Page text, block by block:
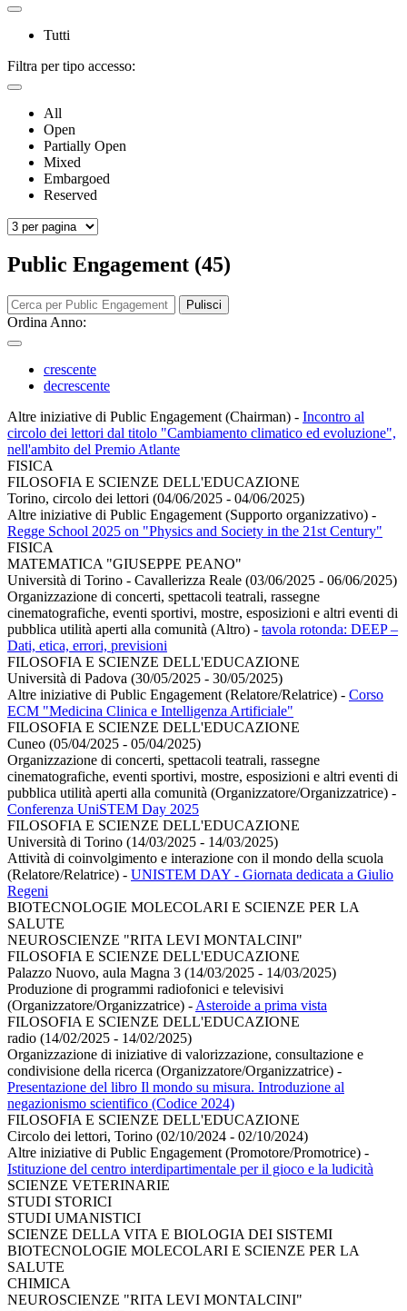
Tutti
Filtra per tipo accesso:
All
Open
Partially Open
Mixed
Embargoed
Reserved
Public Engagement (45)
Pulisci
Ordina Anno:
crescente
decrescente
Altre iniziative di Public Engagement (Chairman) - Incontro al
circolo dei lettori dal titolo "Cambiamento climatico ed evoluzione",
nell'ambito del Premio Atlante
FISICA
FILOSOFIA E SCIENZE DELL'EDUCAZIONE
Torino, circolo dei lettori (04/06/2025 - 04/06/2025)
Altre iniziative di Public Engagement (Supporto organizzativo) -
Regge School 2025 on "Physics and Society in the 21st Century"
FISICA
MATEMATICA "GIUSEPPE PEANO"
Università di Torino - Cavallerizza Reale (03/06/2025 - 06/06/2025)
Organizzazione di concerti, spettacoli teatrali, rassegne
cinematografiche, eventi sportivi, mostre, esposizioni e altri eventi di
pubblica utilità aperti alla comunità (Altro) - tavola rotonda: DEEP –
Dati, etica, errori, previsioni
FILOSOFIA E SCIENZE DELL'EDUCAZIONE
Università di Padova (30/05/2025 - 30/05/2025)
Altre iniziative di Public Engagement (Relatore/Relatrice) - Corso
ECM "Medicina Clinica e Intelligenza Artificiale"
FILOSOFIA E SCIENZE DELL'EDUCAZIONE
Cuneo (05/04/2025 - 05/04/2025)
Organizzazione di concerti, spettacoli teatrali, rassegne
cinematografiche, eventi sportivi, mostre, esposizioni e altri eventi di
pubblica utilità aperti alla comunità (Organizzatore/Organizzatrice) -
Conferenza UniSTEM Day 2025
FILOSOFIA E SCIENZE DELL'EDUCAZIONE
Università di Torino (14/03/2025 - 14/03/2025)
Attività di coinvolgimento e interazione con il mondo della scuola
(Relatore/Relatrice) - UNISTEM DAY - Giornata dedicata a Giulio
Regeni
BIOTECNOLOGIE MOLECOLARI E SCIENZE PER LA
SALUTE
NEUROSCIENZE "RITA LEVI MONTALCINI"
FILOSOFIA E SCIENZE DELL'EDUCAZIONE
Palazzo Nuovo, aula Magna 3 (14/03/2025 - 14/03/2025)
Produzione di programmi radiofonici e televisivi
(Organizzatore/Organizzatrice) - Asteroide a prima vista
FILOSOFIA E SCIENZE DELL'EDUCAZIONE
radio (14/02/2025 - 14/02/2025)
Organizzazione di iniziative di valorizzazione, consultazione e
condivisione della ricerca (Organizzatore/Organizzatrice) -
Presentazione del libro Il mondo su misura. Introduzione al
negazionismo scientifico (Codice 2024)
FILOSOFIA E SCIENZE DELL'EDUCAZIONE
Circolo dei lettori, Torino (02/10/2024 - 02/10/2024)
Altre iniziative di Public Engagement (Promotore/Promotrice) -
Istituzione del centro interdipartimentale per il gioco e la ludicità
SCIENZE VETERINARIE
STUDI STORICI
STUDI UMANISTICI
SCIENZE DELLA VITA E BIOLOGIA DEI SISTEMI
BIOTECNOLOGIE MOLECOLARI E SCIENZE PER LA
SALUTE
CHIMICA
NEUROSCIENZE "RITA LEVI MONTALCINI"